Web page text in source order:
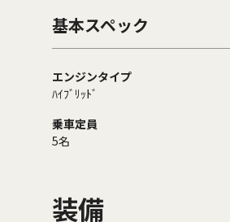
基本スペック
エンジンタイプ
ﾊｲﾌﾞﾘｯﾄﾞ
乗車定員
5名
装備